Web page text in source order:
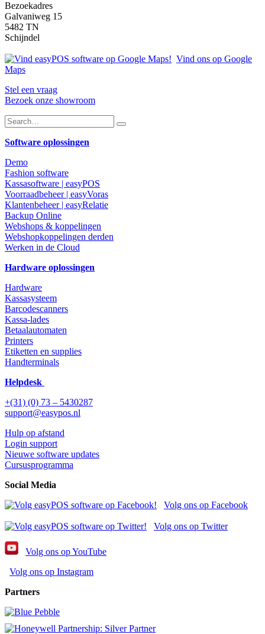
Bezoekadres
Galvaniweg 15
5482 TN
Schijndel
Vind ons op Google
Maps
Stel een vraag
Bezoek onze showroom
Software oplossingen
Demo
Fashion software
Kassasoftware | easyPOS
Voorraadbeheer | easyVoras
Klantenbeheer | easyRelatie
Backup Online
Webshops & koppelingen
Webshopkoppelingen derden
Werken in de Cloud
Hardware oplossingen
Hardware
Kassasysteem
Barcodescanners
Kassa-lades
Betaalautomaten
Printers
Etiketten en supplies
Handterminals
Helpdesk
+(31) (0) 73 – 5430287
support@easypos.nl
Hulp op afstand
Login support
Nieuwe software updates
Cursusprogramma
Social Media
Volg ons op Facebook
Volg ons op Twitter
Volg ons op YouTube
Volg ons op Instagram
Partners